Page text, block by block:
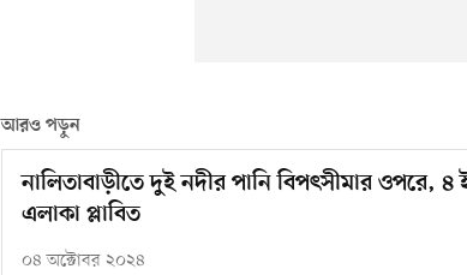
আরও পড়ুন
নালিতাবাড়ীতে দুই নদীর পানি বিপৎসীমার ওপরে,
এলাকা প্লাবিত
০৪ অক্টোবর ২০২৪